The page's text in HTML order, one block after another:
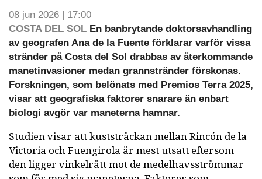
08 jun 2026 | 17:00
COSTA DEL SOL En banbrytande doktorsavhandling
av geografen Ana de la Fuente förklarar varför vissa
stränder på Costa del Sol drabbas av återkommande
manetinvasioner medan grannstränder förskonas.
Forskningen, som belönats med Premios Terra 2025,
visar att geografiska faktorer snarare än enbart
biologi avgör var maneterna hamnar.
Studien visar att kuststräckan mellan Rincón de la
Victoria och Fuengirola är mest utsatt eftersom
den ligger vinkelrätt mot de medelhavsströmmar